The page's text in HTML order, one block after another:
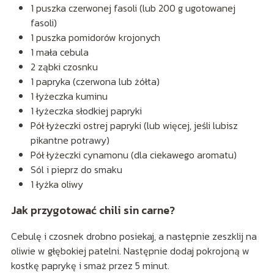
1 puszka czerwonej fasoli (lub 200 g ugotowanej
fasoli)
1 puszka pomidorów krojonych
1 mała cebula
2 ząbki czosnku
1 papryka (czerwona lub żółta)
1 łyżeczka kuminu
1 łyżeczka słodkiej papryki
Pół łyżeczki ostrej papryki (lub więcej, jeśli lubisz
pikantne potrawy)
Pół łyżeczki cynamonu (dla ciekawego aromatu)
Sól i pieprz do smaku
1 łyżka oliwy
Jak przygotować chili sin carne?
Cebulę i czosnek drobno posiekaj, a następnie zeszklij na
oliwie w głębokiej patelni. Następnie dodaj pokrojoną w
kostkę paprykę i smaż przez 5 minut.